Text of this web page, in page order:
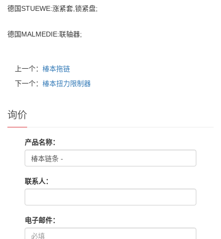
德国STUEWE:涨紧套,锁紧盘;
德国MALMEDIE:联轴器;
上一个： 椿本拖链
下一个： 椿本扭力限制器
询价
产品名称：
联系人：
电子邮件：